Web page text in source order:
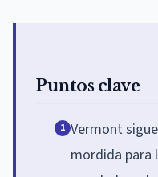
Puntos clave
1 Vermont
mordida para